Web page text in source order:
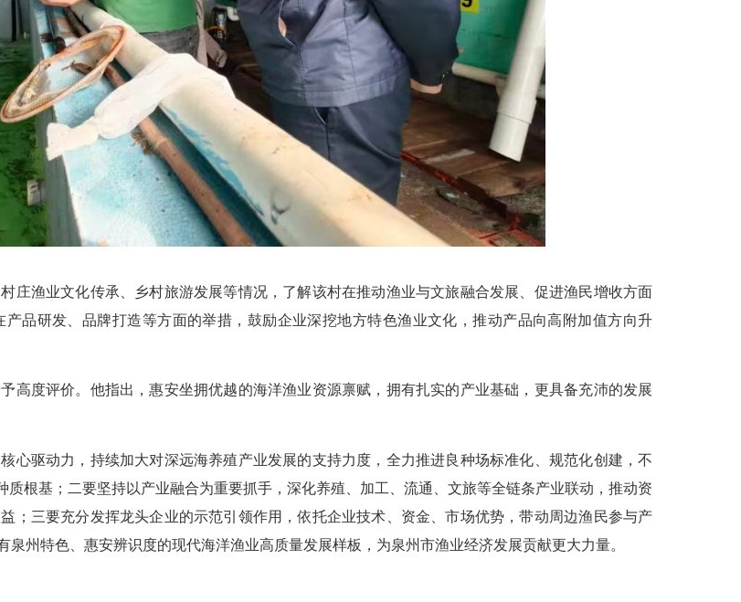
渔业文化传承、乡村旅游发展等情况，了解该村在推动渔业与文旅融合发展、促进渔民增收方面
品研发、品牌打造等方面的举措，鼓励企业深挖地方特色渔业文化，推动产品向高附加值方向升
度评价。他指出，惠安坐拥优越的海洋渔业资源禀赋，拥有扎实的产业基础，更具备充沛的发展
驱动力，持续加大对深远海养殖产业发展的支持力度，全力推进良种场标准化、规范化创建，不
根基；二要坚持以产业融合为重要抓手，深化养殖、加工、流通、文旅等全链条产业联动，推动资
；三要充分发挥龙头企业的示范引领作用，依托企业技术、资金、市场优势，带动周边渔民参与产
州特色、惠安辨识度的现代海洋渔业高质量发展样板，为泉州市渔业经济发展贡献更大力量。